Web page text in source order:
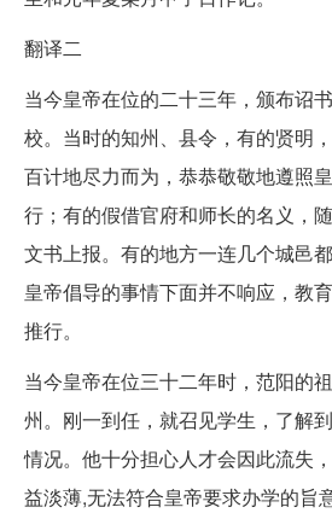
翻译二
当今皇帝在位的二十三年，颁布诏
校。当时的知州、县令，有的贤明
百计地尽力而为，恭恭敬敬地遵照
行；有的假借官府和师长的名义，
文书上报。有的地方一连几个城邑
皇帝倡导的事情下面并不响应，教
推行。
当今皇帝在位三十二年时，范阳的
州。刚一到任，就召见学生，了解
情况。他十分担心人才会因此流失
益淡薄,无法符合皇帝要求办学的旨